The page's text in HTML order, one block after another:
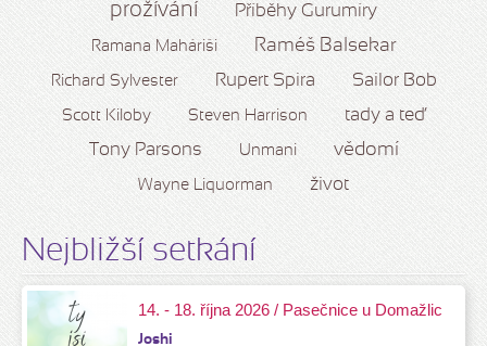
prožívání
Příběhy Gurumíry
Ramana Maháriši Raméš Balsekar
Richard Sylvester Rupert Spira Sailor Bob
Scott Kiloby Steven Harrison tady a teď
Tony Parsons Unmani vědomí
Wayne Liquorman život
Nejbližší setkání
14. - 18. října 2026 / Pasečnice u Domažlic
Joshi